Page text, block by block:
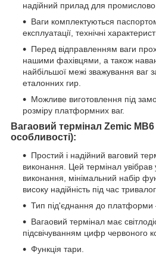
надійний прилад для
Ваги комплектуються
експлуатації, технічні
Перед відправленням ваги
нашими фахівцями, а також
найбільшої межі зважування ваг
еталонних гир.
Можливе виготовлення під
розміру платформних ваг.
Вагаовий термінал Zemic MB6
особливості):
Простий і надійний ваговий
виконання. Цей термінал увібрав
виконання, мінімальний набір
високу надійність під час
Тип під'єднання до платформи
Вагаовий термінал має
підсвічуванням цифр червоного
Функція тари.